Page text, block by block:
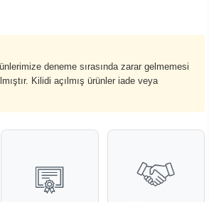
deneme sırasında zarar gelmemesi
Kilidi açılmış ürünler iade veya